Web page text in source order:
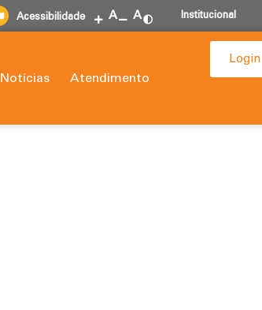
Acessibilidade A A Institucional
Notícias Atendimento
Login